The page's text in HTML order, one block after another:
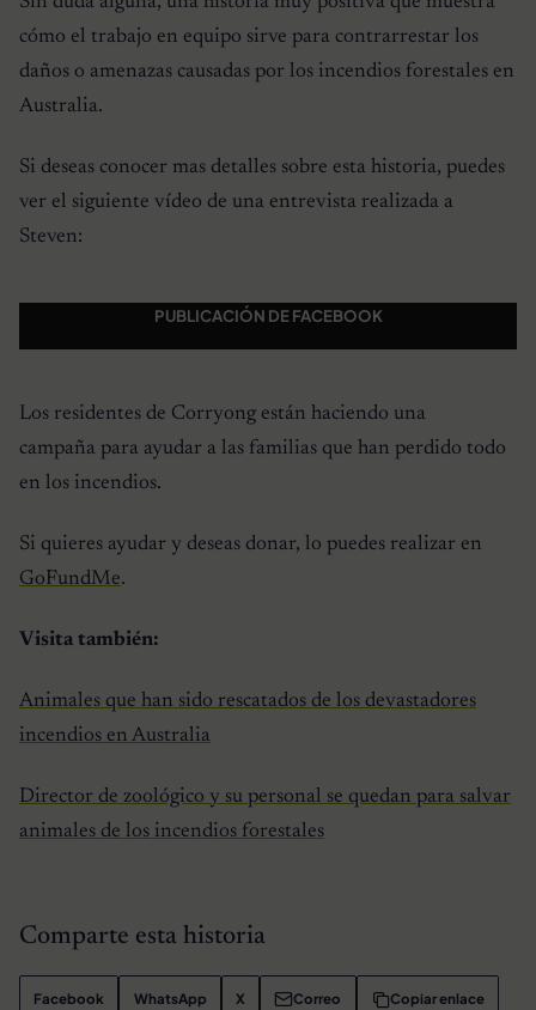
cómo el trabajo en equipo sirve para contrarrestar los
daños o amenazas causadas por los incendios forestales en
Australia.
Si deseas conocer mas detalles sobre esta historia, puedes
ver el siguiente vídeo de una entrevista realizada a
Steven:
PUBLICACIÓN DE FACEBOOK
Los residentes de Corryong están haciendo una
campaña para ayudar a las familias que han perdido todo
en los incendios.
Si quieres ayudar y deseas donar, lo puedes realizar en
GoFundMe.
Visita también:
Animales que han sido rescatados de los devastadores
incendios en Australia
Director de zoológico y su personal se quedan para salvar
animales de los incendios forestales
Comparte esta historia
Facebook WhatsApp X Correo Copiar enlace